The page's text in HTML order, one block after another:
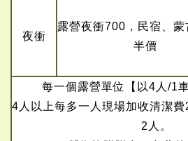
夜衝
露營夜衝700，民宿、蒙
半價
每一個露營單位【以4人/1
4人以上每多一人現場加收清潔
2人。